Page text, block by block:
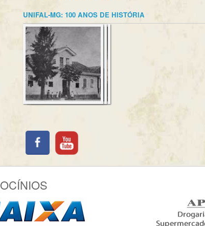
UNIFAL-MG: 100 ANOS DE HISTÓRIA